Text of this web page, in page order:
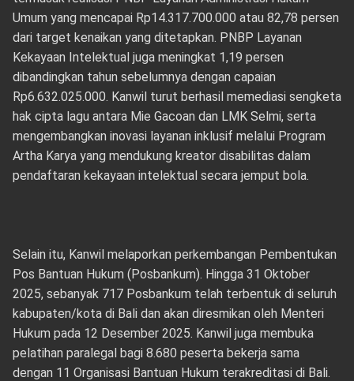
Umum yang mencapai Rp14.317.700.000 atau 82,78 persen
dari target kenaikan yang ditetapkan. PNBP Layanan
Kekayaan Intelektual juga meningkat 1,19 persen
dibandingkan tahun sebelumnya dengan capaian
Rp6.632.025.000. Kanwil turut berhasil memediasi sengketa
hak cipta lagu antara Mie Gacoan dan LMK Selmi, serta
mengembangkan inovasi layanan inklusif melalui Program
Artha Karya yang mendukung kreator disabilitas dalam
pendaftaran kekayaan intelektual secara jemput bola.
Selain itu, Kanwil melaporkan perkembangan Pembentukan
Pos Bantuan Hukum (Posbankum). Hingga 31 Oktober
2025, sebanyak 717 Posbankum telah terbentuk di seluruh
kabupaten/kota di Bali dan akan diresmikan oleh Menteri
Hukum pada 12 Desember 2025. Kanwil juga membuka
pelatihan paralegal bagi 8.680 peserta bekerja sama
dengan 11 Organisasi Bantuan Hukum terakreditasi di Bali.